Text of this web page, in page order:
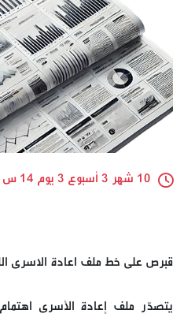
10 شهر 3 أسبوع 3 يوم 14 س 58 د 39 ث
قبرص على خط ملف اعادة الاسرى
يتصدّر ملف إعادة الأسرى اهتمام